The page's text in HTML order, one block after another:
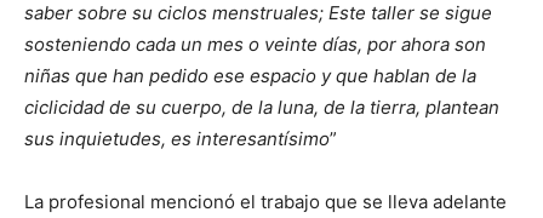
saber sobre su ciclos menstruales; Este taller se sigue
sosteniendo cada un mes o veinte días, por ahora son
niñas que han pedido ese espacio y que hablan de la
ciclicidad de su cuerpo, de la luna, de la tierra, plantean
sus inquietudes, es interesantísimo”
La profesional mencionó el trabajo que se lleva adelante